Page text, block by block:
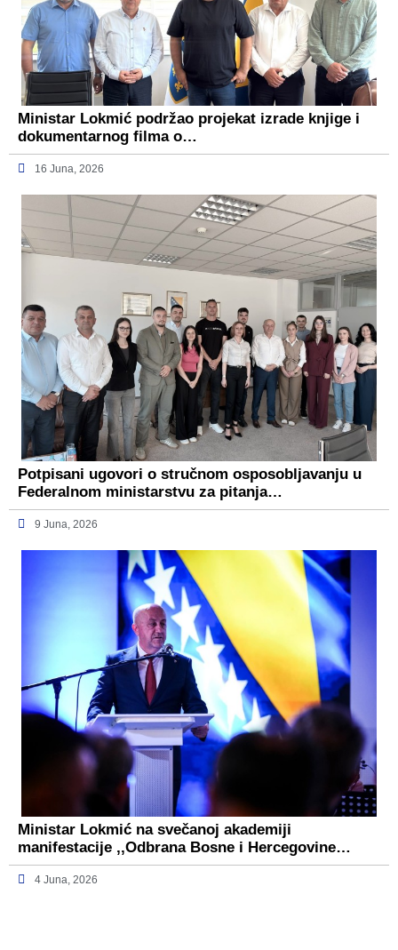
Ministar Lokmić podržao projekat izrade knjige i
dokumentarnog filma o…
16 Juna, 2026
Potpisani ugovori o stručnom osposobljavanju u
Federalnom ministarstvu za pitanja…
9 Juna, 2026
Ministar Lokmić na svečanoj akademiji
manifestacije ,,Odbrana Bosne i Hercegovine…
4 Juna, 2026